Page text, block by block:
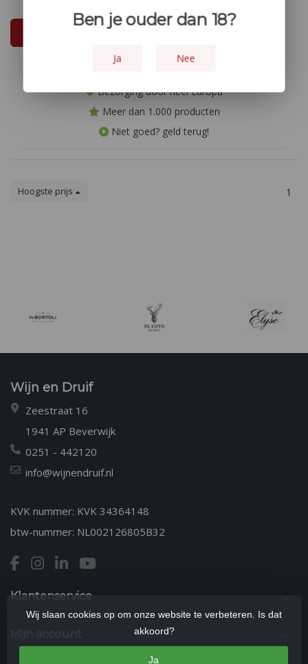
Bezorging door heel Europa
Meer dan 1.000 producten
Niet goed? geld terug!
Hoogste prijs 1
Wijn en Druif
Zeestraat 16
1941 AP Beverwijk
0251 - 442120
info@wijnendruif.nl
KVK nummer: KVK 34364148
btw-nummer: NL002126805B32
Klantenservice
Wij slaan cookies op om onze website te verbeteren. Is dat
akkoord?
Ja
Ben je ouder dan 18?
Ja Nee